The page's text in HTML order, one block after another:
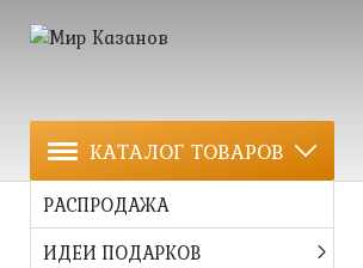
КАТАЛОГ ТОВАРОВ
РАСПРОДАЖА
ИДЕИ ПОДАРКОВ